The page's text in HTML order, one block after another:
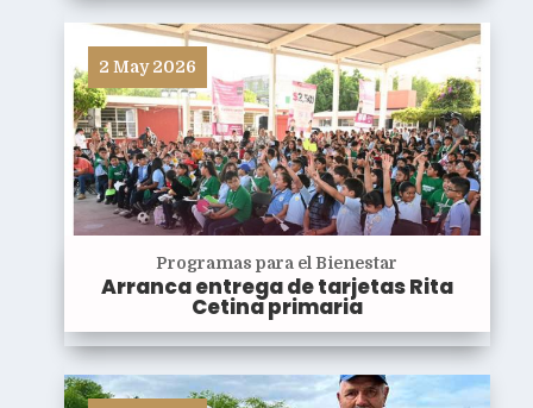
2 May 2026
Programas para el Bienestar
Arranca entrega de tarjetas Rita
Cetina primaria